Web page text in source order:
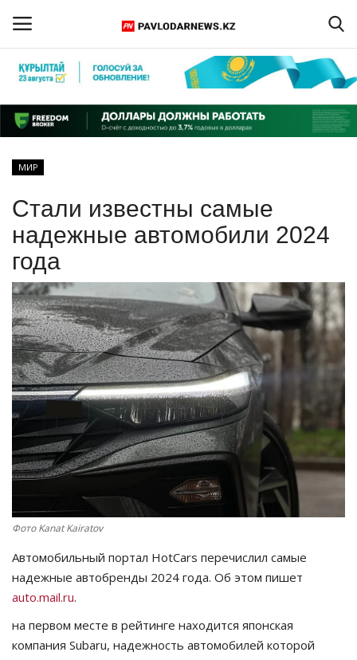
Регистрация
Главная
КАЗАХСТАН
МИР
СПЕЦПРОЕКТЫ
СПОРТ
Чек-лист
РАЗВЛЕЧЕНИЯ
OFFICIAL
Язык
МИР
Стали известны самые
надежные автомобили 2024
года
Фото Kanat Kairatov
Автомобильный портал HotCars перечислил самые
надежные автобренды 2024 года. Об этом пишет
auto.mail.ru.
на первом месте в рейтинге находится японская
компания Subaru, надежность автомобилей которой